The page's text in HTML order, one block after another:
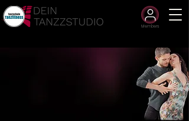
Members